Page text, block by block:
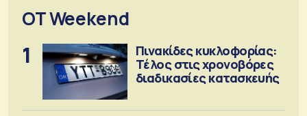
OT Weekend
1
Πινακίδες κυκλοφορίας:
Τέλος στις χρονοβόρες
διαδικασίες κατασκευής